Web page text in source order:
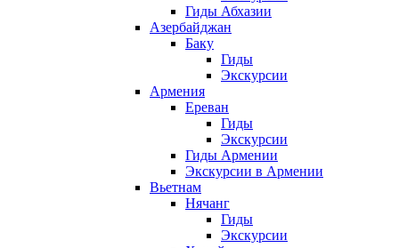
Гиды Абхазии
Азербайджан
Баку
Гиды
Экскурсии
Армения
Ереван
Гиды
Экскурсии
Гиды Армении
Экскурсии в Армении
Вьетнам
Нячанг
Гиды
Экскурсии